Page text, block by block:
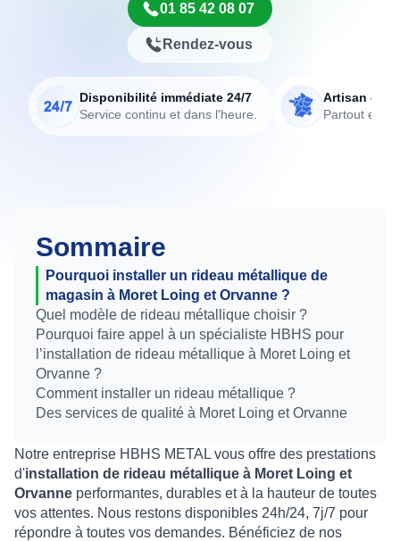
01 85 42 08 07
Rendez-vous
Disponibilité immédiate 24/7
Service continu et dans l'heure.
Artisan de
Partout en
Sommaire
Pourquoi installer un rideau métallique de
magasin à Moret Loing et Orvanne ?
Quel modèle de rideau métallique choisir ?
Pourquoi faire appel à un spécialiste HBHS pour
l’installation de rideau métallique à Moret Loing et
Orvanne ?
Comment installer un rideau métallique ?
Des services de qualité à Moret Loing et Orvanne
Notre entreprise HBHS METAL vous offre des prestations
d'installation de rideau métallique à Moret Loing et
Orvanne performantes, durables et à la hauteur de toutes
vos attentes. Nous restons disponibles 24h/24, 7j/7 pour
répondre à toutes vos demandes. Bénéficiez de nos